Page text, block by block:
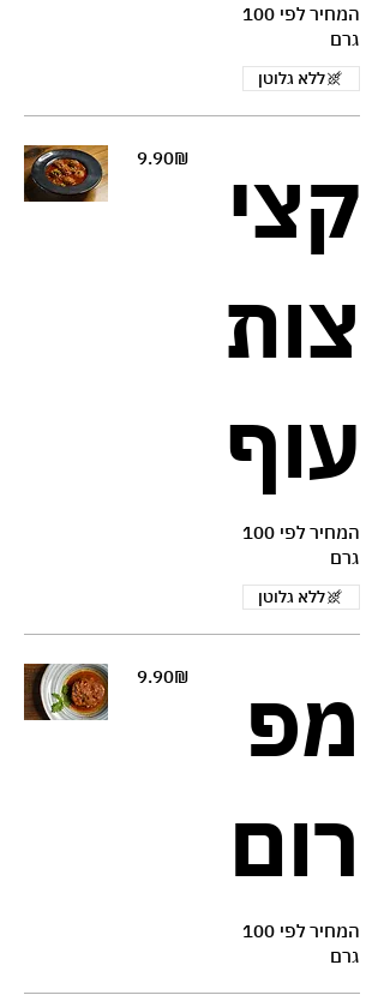
המחיר לפי 100
גרם
ללא גלוטן
קצי
צות
עוף
המחיר לפי 100
גרם
‏9.90 ‏₪
ללא גלוטן
מפ
רום
המחיר לפי 100
גרם
‏9.90 ‏₪